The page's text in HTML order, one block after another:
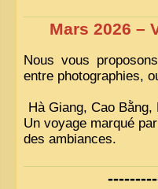
Mars 2026 –
Nous vous
entre photographies,
Hà Giang, Cao
Un voyage marqué
des ambiances.